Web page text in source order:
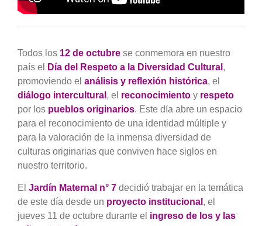
Todos los 12 de octubrese conmemora en nuestro
país el
Día del Respeto a la Diversidad Cultural ,
promoviendo el análisis y reflexión histórica, el
diálogo intercultural , el reconocimientoy respeto
por los pueblos originarios. Este día abre un espacio
para el reconocimiento de una identidad múltiple y
para la valoración de la inmensa diversidad de
culturas originarias que conviven hace siglos en
nuestro territorio.
El Jardín Maternal n° 7 decidió trabajar en la temática
de este día desde un proyecto institucional , el
jueves 11 de octubre durante el ingreso de los y las